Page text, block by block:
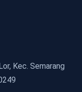
Kec. Semarang